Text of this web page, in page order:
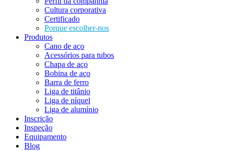
Cultura corporativa
Certificado
Porque escolher-nos
Produtos
Cano de aço
Acessórios para tubos
Chapa de aço
Bobina de aço
Barra de ferro
Liga de titânio
Liga de níquel
Liga de alumínio
Inscrição
Inspeção
Equipamento
Blog